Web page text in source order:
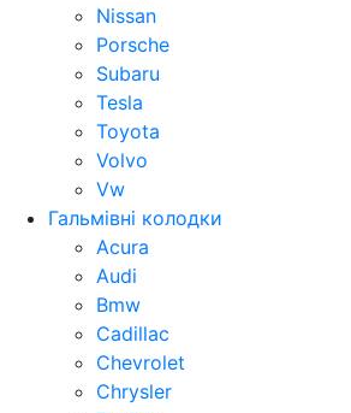
Nissan
Porsche
Subaru
Tesla
Toyota
Volvo
Vw
Гальмівні колодки
Acura
Audi
Bmw
Cadillac
Chevrolet
Chrysler